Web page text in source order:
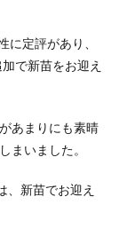
定評があり、
で新苗をお迎え
あまりにも素晴
まいました。
、新苗でお迎え